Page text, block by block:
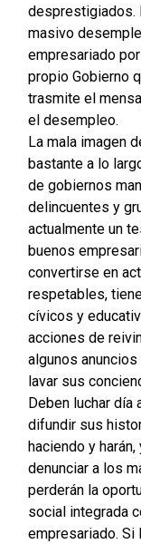
desprestigiados.
masivo
empresariado
propio Gobierno
trasmite el
el desempleo.
La mala imagen
bastante a lo
de gobiernos
delincuentes y
actualmente un
buenos
convertirse en
respetables,
cívicos y
acciones de
algunos
lavar sus
Deben luchar día
difundir sus
haciendo y
denunciar a los
perderán la
social integrada
empresariado. Si